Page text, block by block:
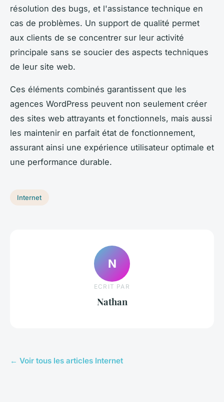
résolution des bugs, et l'assistance technique en
cas de problèmes. Un support de qualité permet
aux clients de se concentrer sur leur activité
principale sans se soucier des aspects techniques
de leur site web.
Ces éléments combinés garantissent que les
agences WordPress peuvent non seulement créer
des sites web attrayants et fonctionnels, mais aussi
les maintenir en parfait état de fonctionnement,
assurant ainsi une expérience utilisateur optimale et
une performance durable.
Internet
N
ECRIT PAR
Nathan
← Voir tous les articles Internet